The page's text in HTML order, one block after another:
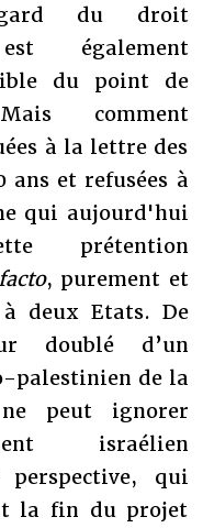
du droit
également
du point de
comment
à la lettre des
et refusées à
qui aujourd'hui
prétention
, purement et
deux Etats. De
doublé d’un
palestinien de la
peut ignorer
israélien
perspective, qui
la fin du projet